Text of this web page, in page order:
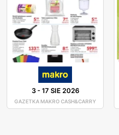
3-17 SIE 2026
GAZETKA MAKRO CASH&CARRY